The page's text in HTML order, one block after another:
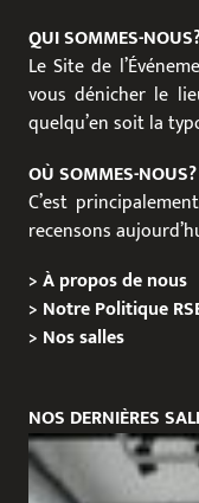
QUI SOMMES-
Le Site de
vous dénicher le
quelqu’en soit la
OÙ SOMMES-NOUS?
C’est
recensons
>À propos de nous
> Notre Politique
> Nos salles
NOS DERNIÈRES